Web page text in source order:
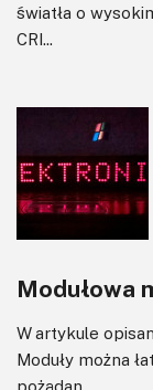
światła o
CRI...
Modułowa
W artykule
Moduły można
pożądan...